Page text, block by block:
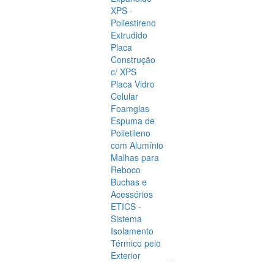
XPS -
Poliestireno
Extrudido
Placa
Construção
c/ XPS
Placa Vidro
Celular
Foamglas
Espuma de
Polietileno
com Alumínio
Malhas para
Reboco
Buchas e
Acessórios
ETICS -
Sistema
Isolamento
Térmico pelo
Exterior